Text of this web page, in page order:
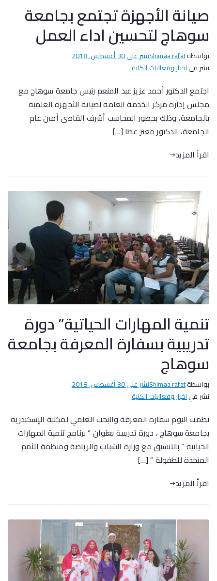
صيانة الأجهزة تجتمع بجامعة
سوهاج لتحسين اداء العمل
بواسطةShimaa rafatنشر على30 أغسطس, 2018
نشر فياخبار وفعاليات الكلية
اجتمع الدكتور أحمد عزيز عبد المنعم رئيس جامعة سوهاج مع
مجلس إدارة مركز الخدمة العامة لصيانة الأجهزة العلمية
بالجامعة، وذلك بحضور المحاسب أشرف القاضى أمين عام
الجامعة، الدكتور معتز عطا […]
اقرأ المزيد
تنمية المهارات الحياتية” دورة
تدريبية بسفارة المعرفة بجامعة
سوهاج
بواسطةShimaa rafatنشر على30 أغسطس, 2018
نشر فياخبار وفعاليات الكلية
نظمت اليوم سفارة المعرفة والبحث العلمي لمكتبة الإسكندرية
بجامعة سوهاج ، دورة تدريبية بعنوان ” برنامج تنمية المهارات
الحياتية ” بالتنسيق مع وزارة الشباب والرياضة ومنظمة الأمم
المتحدة للطفولة ” […]
اقرأ المزيد